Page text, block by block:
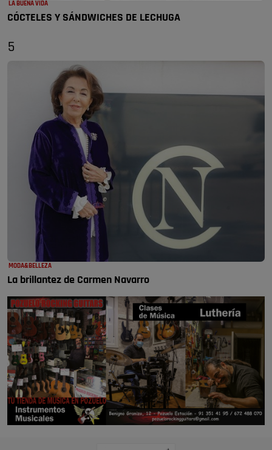
LA BUENA VIDA
CÓCTELES Y SÁNDWICHES DE LECHUGA
5
MODA&BELLEZA
La brillantez de Carmen Navarro